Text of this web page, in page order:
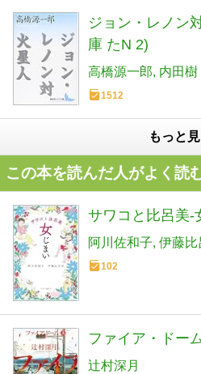
ジョン・レノン
庫 たN 2)
高橋源一郎 内田樹
1512
もっと
この本を読んだ人がよく読
サワコと比呂美-
阿川佐和子 伊藤比
102
ファイア・ドー
辻村深月